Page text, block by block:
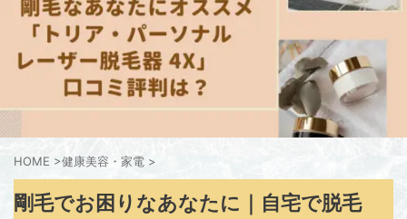
HOME >健康美容・家電 >
剛毛でお困りなあなたに｜自宅で脱毛